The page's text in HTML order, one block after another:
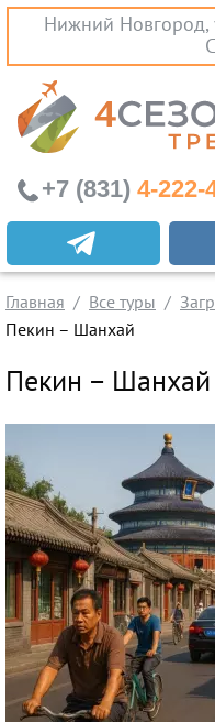
Нижний Новгород,
Экскурсионные туры
Заграничные
Туры на Черное Море
Вылеты из Нижнего
Горящие туры
Раннее бронирование
Железнодорожные туры
Круизы
+7 (831) 4-222-
Главная Все туры
Пекин – Шанхай
Пекин – Шанхай